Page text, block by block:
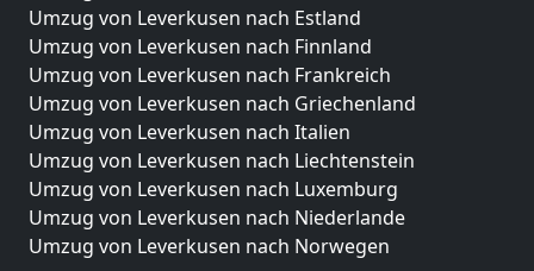
Umzug von Leverkusen nach Estland
Umzug von Leverkusen nach Finnland
Umzug von Leverkusen nach Frankreich
Umzug von Leverkusen nach Griechenland
Umzug von Leverkusen nach Italien
Umzug von Leverkusen nach Liechtenstein
Umzug von Leverkusen nach Luxemburg
Umzug von Leverkusen nach Niederlande
Umzug von Leverkusen nach Norwegen